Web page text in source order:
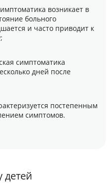
возникает в
больного
и часто приводит к
симптоматика
дней после
постепенным
симптомов.